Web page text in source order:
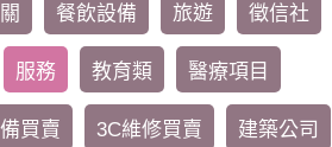
餐飲設備 旅遊 徵信社
服務 教育類 醫療項目
買賣 3C維修買賣 建築公司